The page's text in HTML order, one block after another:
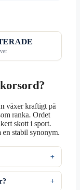
växer kraftigt på
ranka. Ordet
skott i sport.
en stabil synonym.